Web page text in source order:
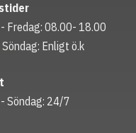
Fredag: 08.00- 18.00
Enligt ö.k
Söndag: 24/7